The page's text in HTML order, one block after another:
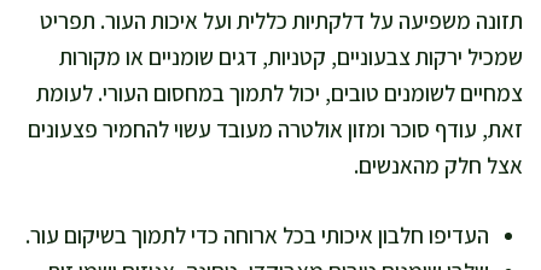
תזונה משפיעה על דלקתיות כללית ועל איכות העור. תפריט
שמכיל ירקות צבעוניים, קטניות, דגים שומניים או מקורות
צמחיים לשומנים טובים, יכול לתמוך במחסום העורי. לעומת
זאת, עודף סוכר ומזון אולטרה מעובד עשוי להחמיר פצעונים
אצל חלק מהאנשים.
העדיפו חלבון איכותי בכל ארוחה כדי לתמוך בשיקום עור.